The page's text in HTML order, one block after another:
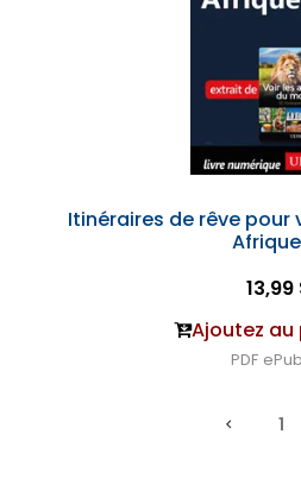
Itinéraires de rêve pour
Afrique
13,99
Ajoutez au
PDF ePub
1